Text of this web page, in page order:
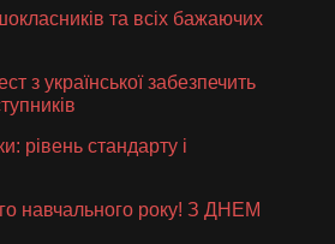
та всіх бажаючих
з української забезпечить
рівень стандарту і
навчального року! З ДНЕМ